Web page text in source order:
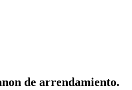
de arrendamiento.